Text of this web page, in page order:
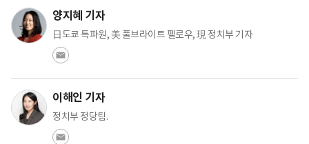
양지혜 기자
日도쿄 특파원, 美 풀브라이트 펠로우, 現 정치부 기자
이해인 기자
정치부 정당팀.